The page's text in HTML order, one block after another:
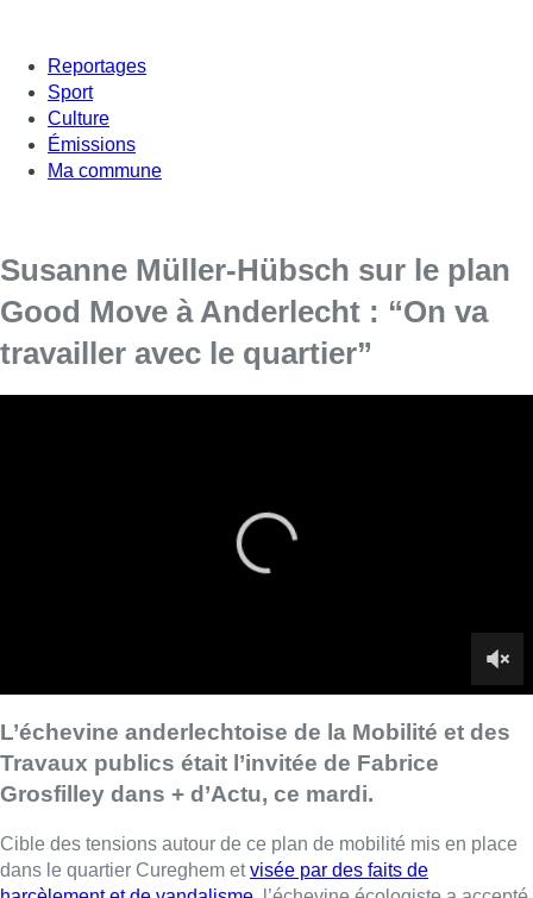
Reportages
Sport
Culture
Émissions
Ma commune
Susanne Müller-Hübsch sur le plan
Good Move à Anderlecht : “On va
travailler avec le quartier”
Cible des tensions autour de ce plan de mobilité mis en place
dans le quartier Cureghem et
harcèlement et de vandalisme, l’échevine écologiste a accepté
“C’est une journée
“Je ne peux que regretter qu’on soit arrivé à ce point-là.
explique-t-elle, ajoutant que des réunions à ce sujet auront
déjà lieu dès ce mercredi. Avec l’objectif de remettre du calme
avec les différents comités durant les trois prochaines
semaines, avant la relance d’un nouveau débat :
plan pour cette législature”, précise-t-elle.
►Lire aussi | Good Move à Cureghem : le collège communal